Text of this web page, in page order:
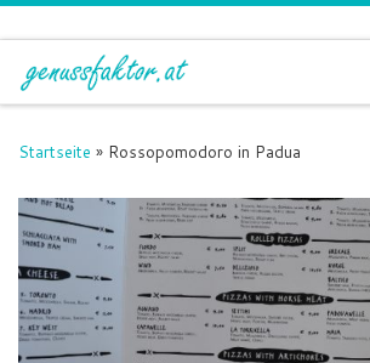
Zum Inhalt springen
Startseite » Rossopomodoro in Padua